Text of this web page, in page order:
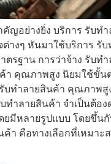
ญอย่างยิ่ง บริการ รับ
งๆ หันมาใช้บริการ รั
ฐาน การว่าจ้าง รับท
า คุณภาพสูง นิยมใช้ขั้
บทำลายสินค้า คุณภาพ
ลายสินค้า จำเป็นต้อง
ยมีหลายรูปแบบ โดยขึ้
า คือทางเลือกที่เหมา